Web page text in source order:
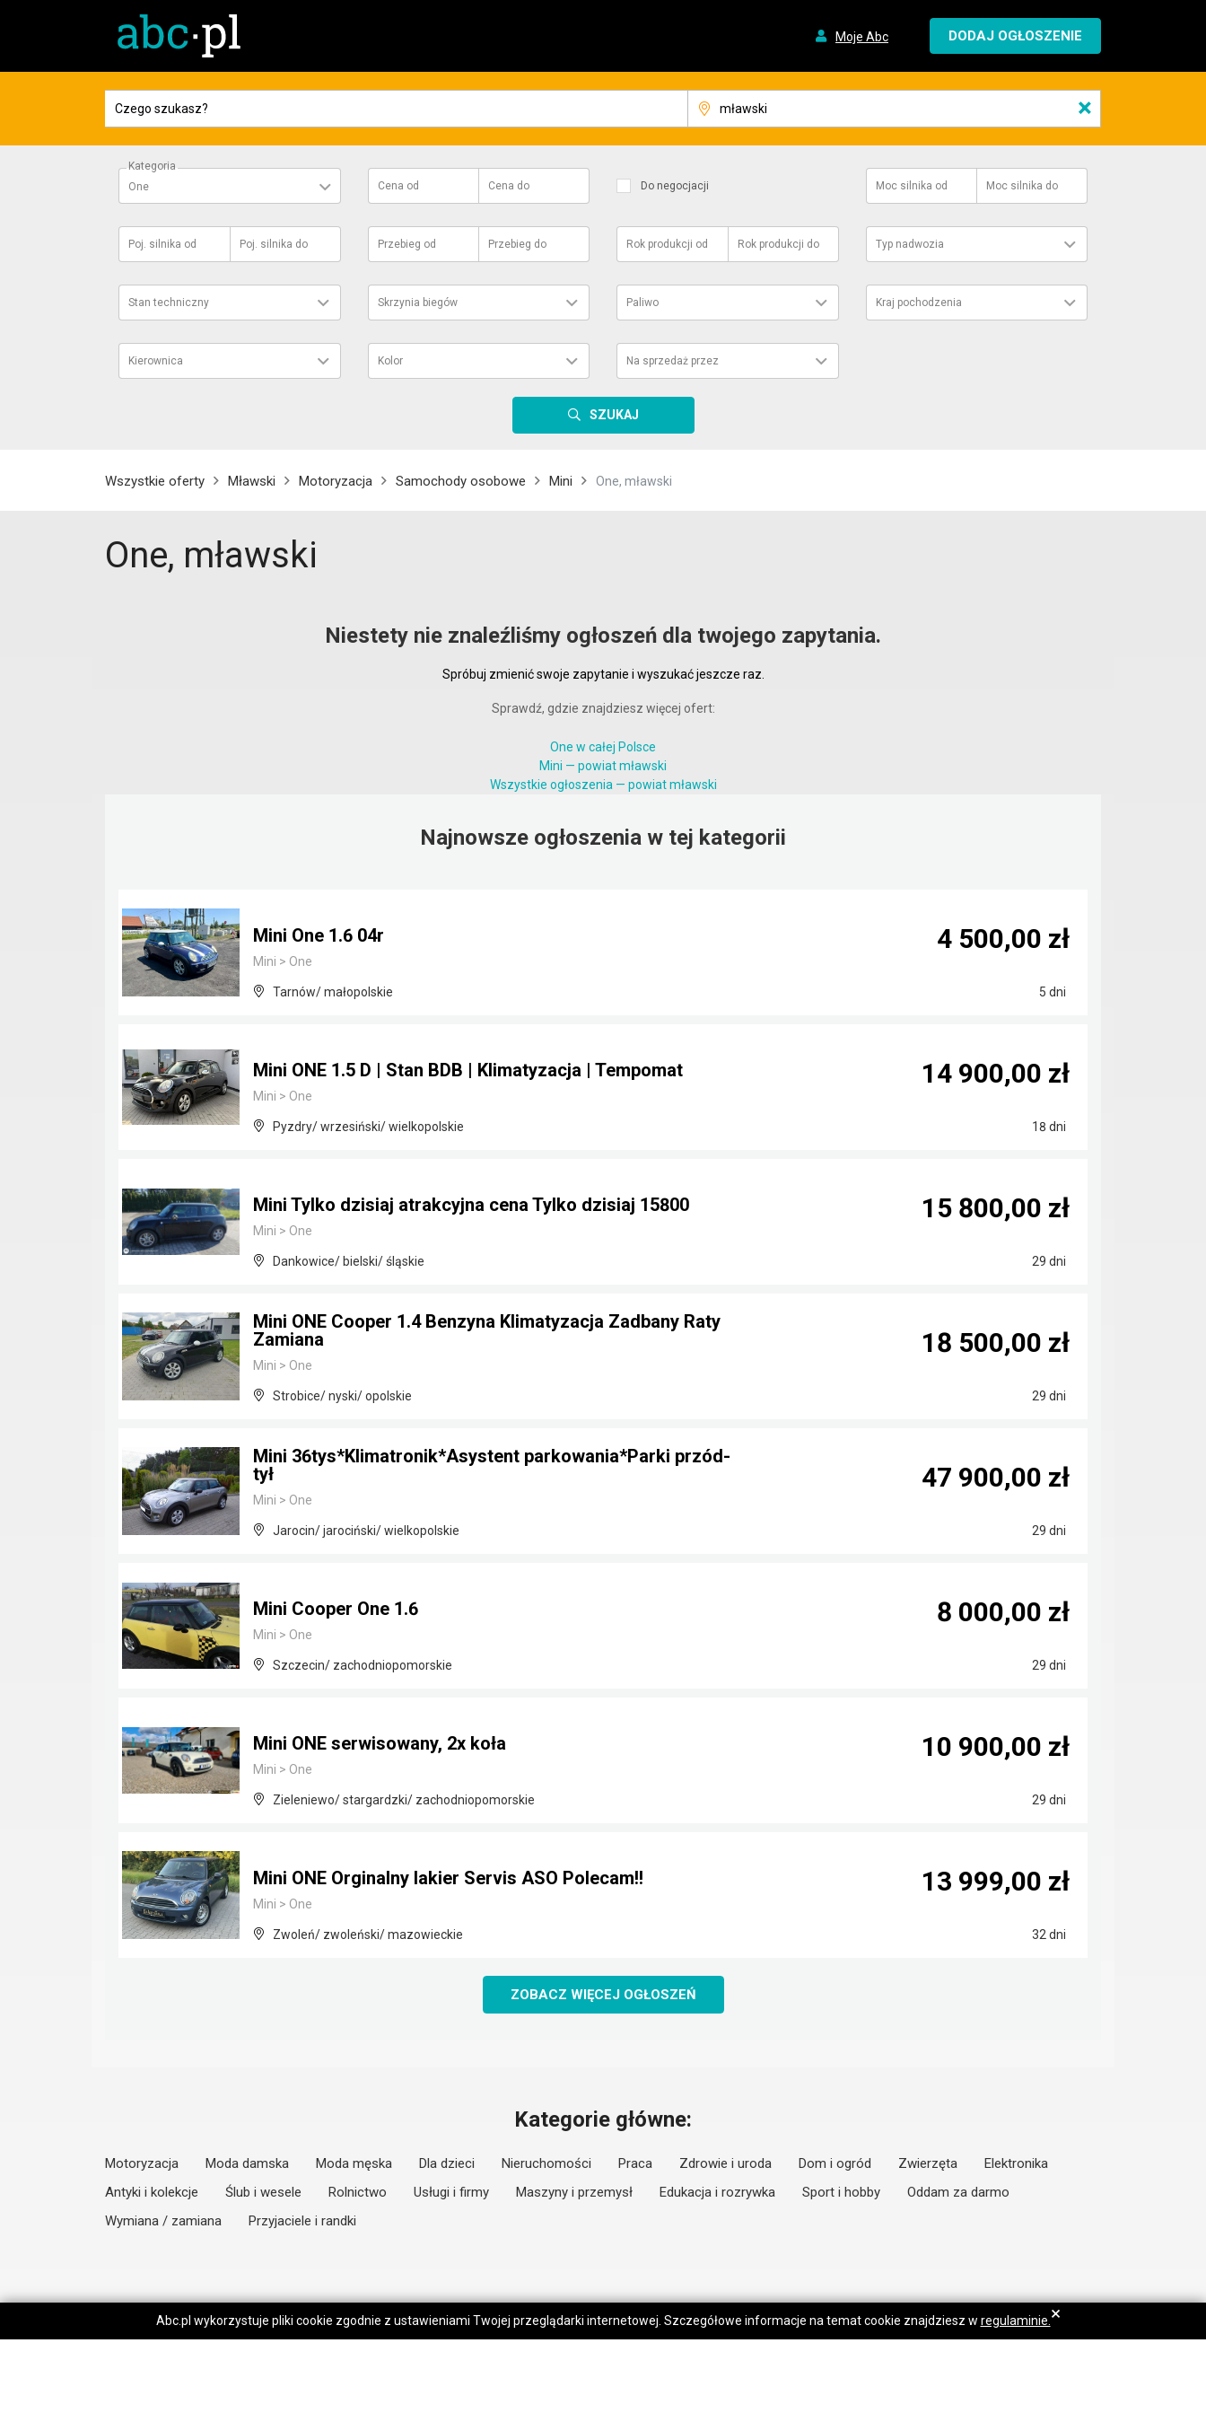
Moje Abc DODAJ OGŁOSZENIE
×
Kategoria
One
Cena od Cena do Do negocjacji Moc silnika od Moc silnika do
Poj. silnika od Poj. silnika do Przebieg od Przebieg do Rok produkcji od Rok produkcji do Typ nadwozia
Stan techniczny Skrzynia biegów Paliwo Kraj pochodzenia
Kierownica Kolor Na sprzedaż przez
SZUKAJ
Wszystkie oferty Mławski Motoryzacja Samochody osobowe Mini One, mławski
One, mławski
Niestety nie znaleźliśmy ogłoszeń dla twojego zapytania.
Spróbuj zmienić swoje zapytanie i wyszukać jeszcze raz.
Sprawdź, gdzie znajdziesz więcej ofert:
One w całej Polsce
Mini — powiat mławski
Wszystkie ogłoszenia — powiat mławski
Najnowsze ogłoszenia w tej kategorii
Mini One 1.6 04r
Mini > One
Tarnów/ małopolskie 5 dni
4 500,00 zł
Mini ONE 1.5 D | Stan BDB | Klimatyzacja | Tempomat
Mini > One
Pyzdry/ wrzesiński/ wielkopolskie 18 dni
14 900,00 zł
Mini Tylko dzisiaj atrakcyjna cena Tylko dzisiaj 15800
Mini > One
Dankowice/ bielski/ śląskie 29 dni
15 800,00 zł
Mini ONE Cooper 1.4 Benzyna Klimatyzacja Zadbany Raty
Zamiana
Mini > One
Strobice/ nyski/ opolskie 29 dni
18 500,00 zł
Mini 36tys*Klimatronik*Asystent parkowania*Parki przód-
tył
Mini > One
Jarocin/ jarociński/ wielkopolskie 29 dni
47 900,00 zł
Mini Cooper One 1.6
Mini > One
Szczecin/ zachodniopomorskie 29 dni
8 000,00 zł
Mini ONE serwisowany, 2x koła
Mini > One
Zieleniewo/ stargardzki/ zachodniopomorskie 29 dni
10 900,00 zł
Mini ONE Orginalny lakier Servis ASO Polecam!!
Mini > One
Zwoleń/ zwoleński/ mazowieckie 32 dni
13 999,00 zł
ZOBACZ WIĘCEJ OGŁOSZEŃ
Kategorie główne:
Motoryzacja Moda damska Moda męska Dla dzieci Nieruchomości Praca Zdrowie i uroda Dom i ogród Zwierzęta
Elektronika
Antyki i kolekcje
Ślub i wesele Rolnictwo Usługi i firmy Maszyny i przemysł Edukacja i rozrywka Sport i hobby
Oddam za darmo
Wymiana / zamiana
Przyjaciele i randki
Abc.pl wykorzystuje pliki cookie zgodnie z ustawieniami Twojej przeglądarki internetowej. Szczegółowe informacje na temat cookie znajdziesz w regulaminie. ×